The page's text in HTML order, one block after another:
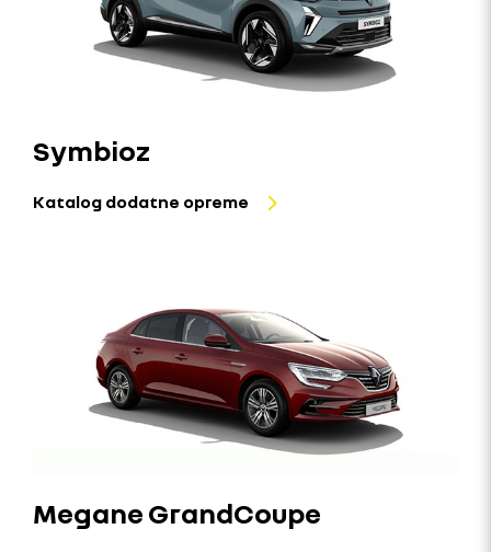
Symbioz
Katalog dodatne opreme
Megane GrandCoupe